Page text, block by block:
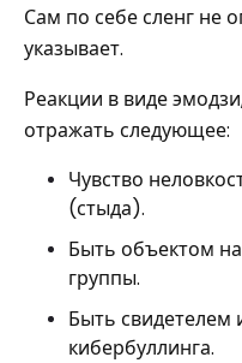
Сам по себе сленг не
указывает.
Реакции в виде
отражать следующее:
Чувство
(стыда).
Быть объектом
группы.
Быть свидетелем
кибербуллинга.